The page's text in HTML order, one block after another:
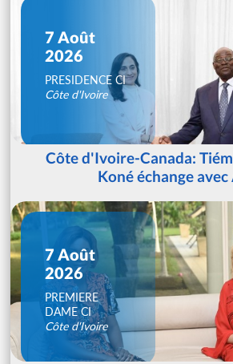
7 Août
2026
PRESIDENCE CI
Côte d'Ivoire
Côte d'Ivoire-Canada:
Koné échange avec
7 Août
2026
PREMIERE
DAME CI
Côte d'Ivoire